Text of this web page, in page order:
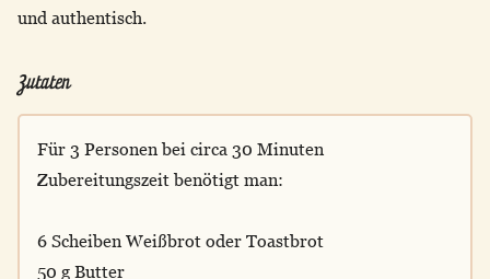
und authentisch.
Zutaten
Für 3 Personen bei circa 30 Minuten
Zubereitungszeit benötigt man:
6 Scheiben Weißbrot oder Toastbrot
50 g Butter